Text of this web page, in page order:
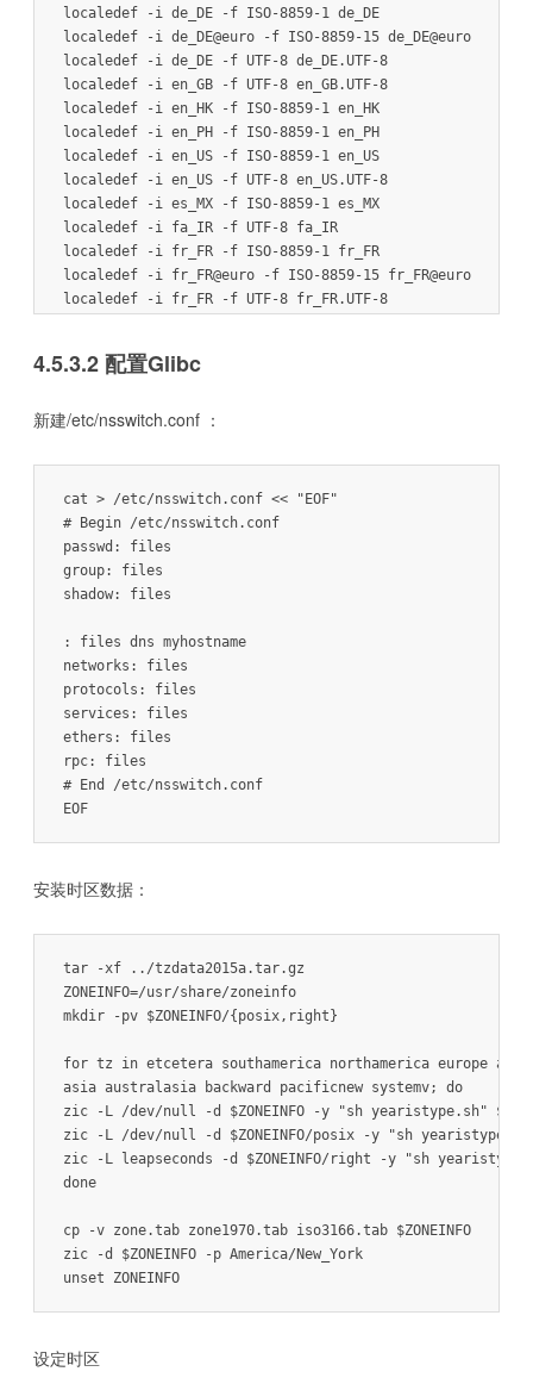
localedef -i de_DE -f ISO-8859-1 de_DE
localedef -i de_DE@euro -f ISO-8859-15 de_DE@euro
localedef -i de_DE -f UTF-8 de_DE.UTF-8
localedef -i en_GB -f UTF-8 en_GB.UTF-8
localedef -i en_HK -f ISO-8859-1 en_HK
localedef -i en_PH -f ISO-8859-1 en_PH
localedef -i en_US -f ISO-8859-1 en_US
localedef -i en_US -f UTF-8 en_US.UTF-8
localedef -i es_MX -f ISO-8859-1 es_MX
localedef -i fa_IR -f UTF-8 fa_IR
localedef -i fr_FR -f ISO-8859-1 fr_FR
localedef -i fr_FR@euro -f ISO-8859-15 fr_FR@euro
localedef -i fr_FR -f UTF-8 fr_FR.UTF-8
localedef -i ja_JP -f EUC-JP ja_JP
localedef -i ru_RU -f UTF-8 ru_RU.UTF-8
localedef -i zh_CN -f GB18030 zh_CN.GB18030
4.5.3.2 配置Glibc
新建/etc/nsswitch.conf ：
cat > /etc/nsswitch.conf << "EOF"
# Begin /etc/nsswitch.conf
passwd: files
group: files
shadow: files
: files dns myhostname
networks: files
protocols: files
services: files
ethers: files
rpc: files
# End /etc/nsswitch.conf
EOF
安装时区数据：
tar -xf ../tzdata2015a.tar.gz
ZONEINFO=/usr/share/zoneinfo
mkdir -pv $ZONEINFO/{posix,right}
for tz in etcetera southamerica northamerica europe
asia australasia backward pacificnew systemv; do
zic -L /dev/null -d $ZONEINFO -y "sh yearistype.sh"
zic -L /dev/null -d $ZONEINFO/posix -y "sh
zic -L leapseconds -d $ZONEINFO/right -y "sh
done
cp -v zone.tab zone1970.tab iso3166.tab $ZONEINFO
zic -d $ZONEINFO -p America/New_York
unset ZONEINFO
设定时区